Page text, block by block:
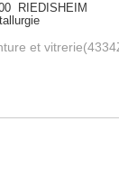
RIEDISHEIM
et